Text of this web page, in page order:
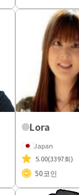
Lora
Japan
5.00(3397회)
50코인